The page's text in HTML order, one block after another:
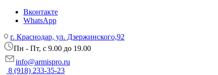
Вконтакте
WhatsApp
г. Краснодар, ул. Дзержинского,92
Пн - Пт, c 9.00 до 19.00
info@armispro.ru
8 (918) 233-35-23